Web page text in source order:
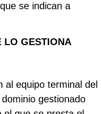
se indican a
LO GESTIONA
al equipo terminal del
gestionado